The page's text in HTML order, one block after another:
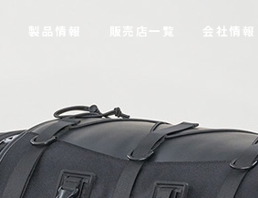
製品情報 販売店一覧 会社情報